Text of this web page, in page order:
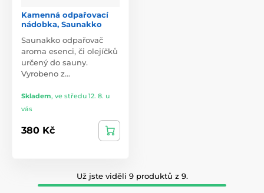
Kamenná odpařovací
nádobka, Saunakko
Saunakko odpařovač
aroma esenci, či olejíčků
určený do sauny.
Vyrobeno z…
Skladem, ve středu 12. 8. u
vás
380 Kč
Už jste viděli 9 produktů z 9.